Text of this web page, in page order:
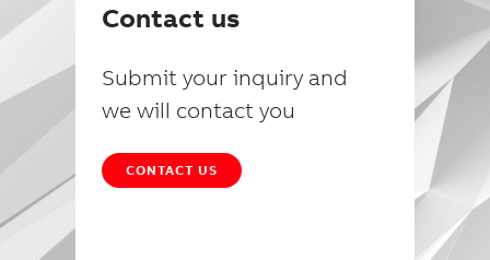
Contact us
Submit your inquiry and
we will contact you
CONTACT US